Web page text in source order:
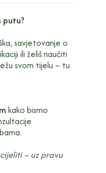
putu?
savjetovanje o
ili želiš naučiti
svom tijelu – tu
kako bismo
– uz pravu